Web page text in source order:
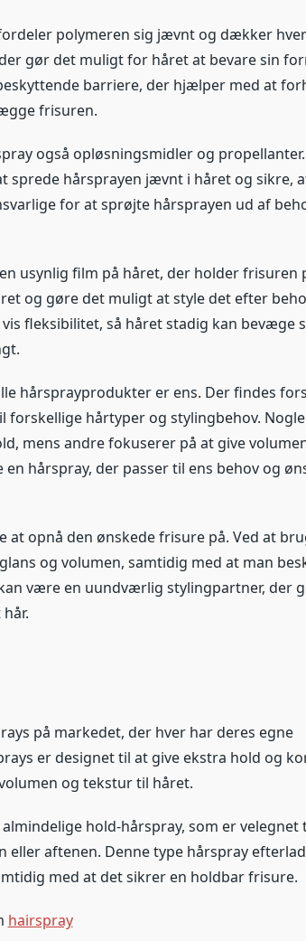
polymeren sig jævnt og dækker
gør det muligt for håret at bevare sin
barriere, der hjælper med at
frisuren.
også opløsningsmidler og propellanter.
sprede hårsprayen jævnt i håret og sikre,
for at sprøjte hårsprayen ud af
usynlig film på håret, der holder frisuren
og gøre det muligt at style det efter
fleksibilitet, så håret stadig kan bevæge
hårsprayprodukter er ens. Der findes
forskellige hårtyper og stylingbehov. Nogle
mens andre fokuserer på at give
hårspray, der passer til ens behov og
at opnå den ønskede frisure på. Ved at
og volumen, samtidig med at man
være en uundværlig stylingpartner, der
på markedet, der hver har deres egne
er designet til at give ekstra hold og
og tekstur til håret.
hold-hårspray, som er velegnet
eller aftenen. Denne type hårspray
med at det sikrer en holdbar frisure.
hairspray